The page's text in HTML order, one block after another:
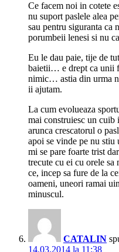
Ce facem noi in cotete
nu suport paslele alea
sau pentru siguranta ca
porumbeii lenesi si nu
Eu le dau paie, tije de
baietii… e drept ca unii
nimic… astia din urma
ii ajutam.
La cum evolueaza
mai construiesc un
arunca crescatorul o
apoi se vinde pe nu
mi se pare foarte trist
trecute cu ei cu orele sa
ce, incep sa fure de la
oameni, uneori ramai
minuscul.
CATALIN
14.03.2014 la 11:38